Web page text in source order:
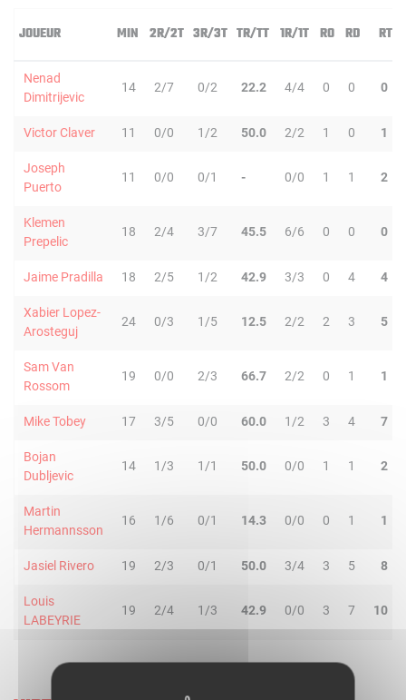
JOUEUR MIN 2R/2T 3R/3T TR/TT 1R/1T RO RD RT
Nenad
Dimitrijevic
14 2/7 0/2 22.2 4/4 0 0 0
Victor Claver 11 0/0 1/2 50.0 2/2 1 0 1
Joseph
Puerto
11 0/0 0/1 - 0/0 1 1 2
Klemen
Prepelic
18 2/4 3/7 45.5 6/6 0 0 0
Jaime Pradilla 18 2/5 1/2 42.9 3/3 0 4 4
Xabier Lopez-
Arosteguj
24 0/3 1/5 12.5 2/2 2 3 5
Sam Van
Rossom
19 0/0 2/3 66.7 2/2 0 1 1
Mike Tobey 17 3/5 0/0 60.0 1/2 3 4 7
Bojan
Dubljevic
14 1/3 1/1 50.0 0/0 1 1 2
Martin
Hermannsson
16 1/6 0/1 14.3 0/0 0 1 1
Jasiel Rivero 19 2/3 0/1 50.0 3/4 3 5 8
Louis
LABEYRIE
19 2/4 1/3 42.9 0/0 3 7 10